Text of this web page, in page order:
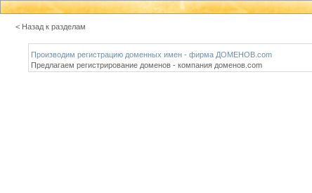
< Назад к разделам
Производим регистрацию доменных имен - фирма ДОМЕНОВ.com
Предлагаем регистрирование доменов - компания доменов.com